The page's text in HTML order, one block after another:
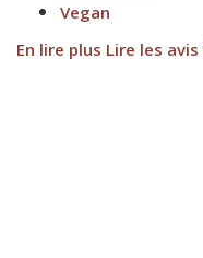
Vegan
En lire plus Lire les avis